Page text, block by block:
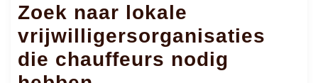
Zoek naar lokale
vrijwilligersorganisaties
die chauffeurs nodig